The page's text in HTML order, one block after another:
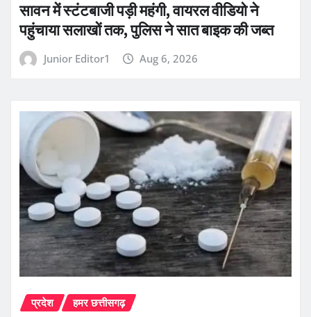
सावन में स्टंटबाजी पड़ी महंगी, वायरल वीडियो ने
पहुंचाया सलाखों तक, पुलिस ने सात बाइक की जब्त
Junior Editor1 Aug 6, 2026
प्रदेश हमर छत्तीसगढ़